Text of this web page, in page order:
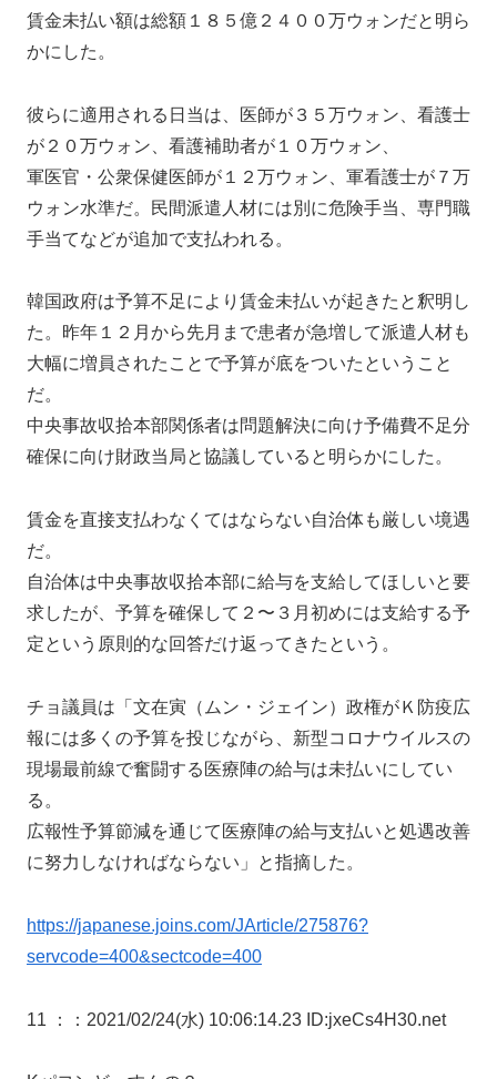
賃金未払い額は総額１８５億２４００万ウォンだと明ら
かにした。
彼らに適用される日当は、医師が３５万ウォン、看護士
が２０万ウォン、看護補助者が１０万ウォン、
軍医官・公衆保健医師が１２万ウォン、軍看護士が７万
ウォン水準だ。民間派遣人材には別に危険手当、専門職
手当てなどが追加で支払われる。
韓国政府は予算不足により賃金未払いが起きたと釈明し
た。昨年１２月から先月まで患者が急増して派遣人材も
大幅に増員されたことで予算が底をついたということ
だ。
中央事故収拾本部関係者は問題解決に向け予備費不足分
確保に向け財政当局と協議していると明らかにした。
賃金を直接支払わなくてはならない自治体も厳しい境遇
だ。
自治体は中央事故収拾本部に給与を支給してほしいと要
求したが、予算を確保して２〜３月初めには支給する予
定という原則的な回答だけ返ってきたという。
チョ議員は「文在寅（ムン・ジェイン）政権がＫ防疫広
報には多くの予算を投じながら、新型コロナウイルスの
現場最前線で奮闘する医療陣の給与は未払いにしてい
る。
広報性予算節減を通じて医療陣の給与支払いと処遇改善
に努力しなければならない」と指摘した。
https://japanese.joins.com/JArticle/275876?
servcode=400&sectcode=400
11 ： ：2021/02/24(水) 10:06:14.23 ID:jxeCs4H30.net